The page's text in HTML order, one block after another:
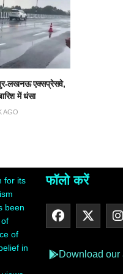
लखनऊ एक्सप्रेसवे,
में धंसा
AGO
for its
been
of
in
फॉलो करें
Download our